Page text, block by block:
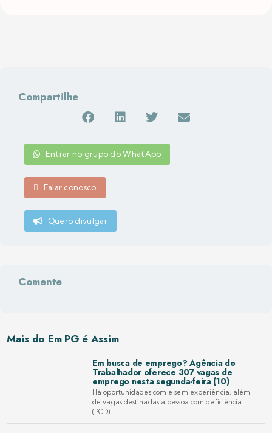
Compartilhe
Entrar no grupo do WhatApp
Falar conosco
Quero divulgar
Comente
Mais do Em PG é Assim
Em busca de emprego? Agência do
Trabalhador oferece 307 vagas de
emprego nesta segunda-feira (10)
Há oportunidades com e sem experiência, além
de vagas destinadas a pessoa com deficiência
(PCD)